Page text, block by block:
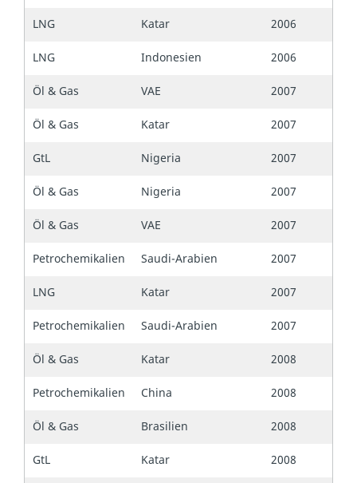
LNG
Katar
2006
LNG
Indonesien
2006
Öl & Gas
VAE
2007
Öl & Gas
Katar
2007
GtL
Nigeria
2007
Öl & Gas
Nigeria
2007
Öl & Gas
VAE
2007
Petrochemikalien
Saudi-Arabien
2007
LNG
Katar
2007
Petrochemikalien
Saudi-Arabien
2007
Öl & Gas
Katar
2008
Petrochemikalien
China
2008
Öl & Gas
Brasilien
2008
GtL
Katar
2008